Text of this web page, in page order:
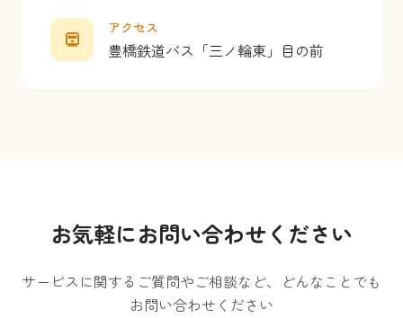
アクセス
豊橋鉄道バス「三ノ輪東」目の前
お気軽にお問い合わせください
サービスに関するご質問やご相談など、どんなことでも
お問い合わせください